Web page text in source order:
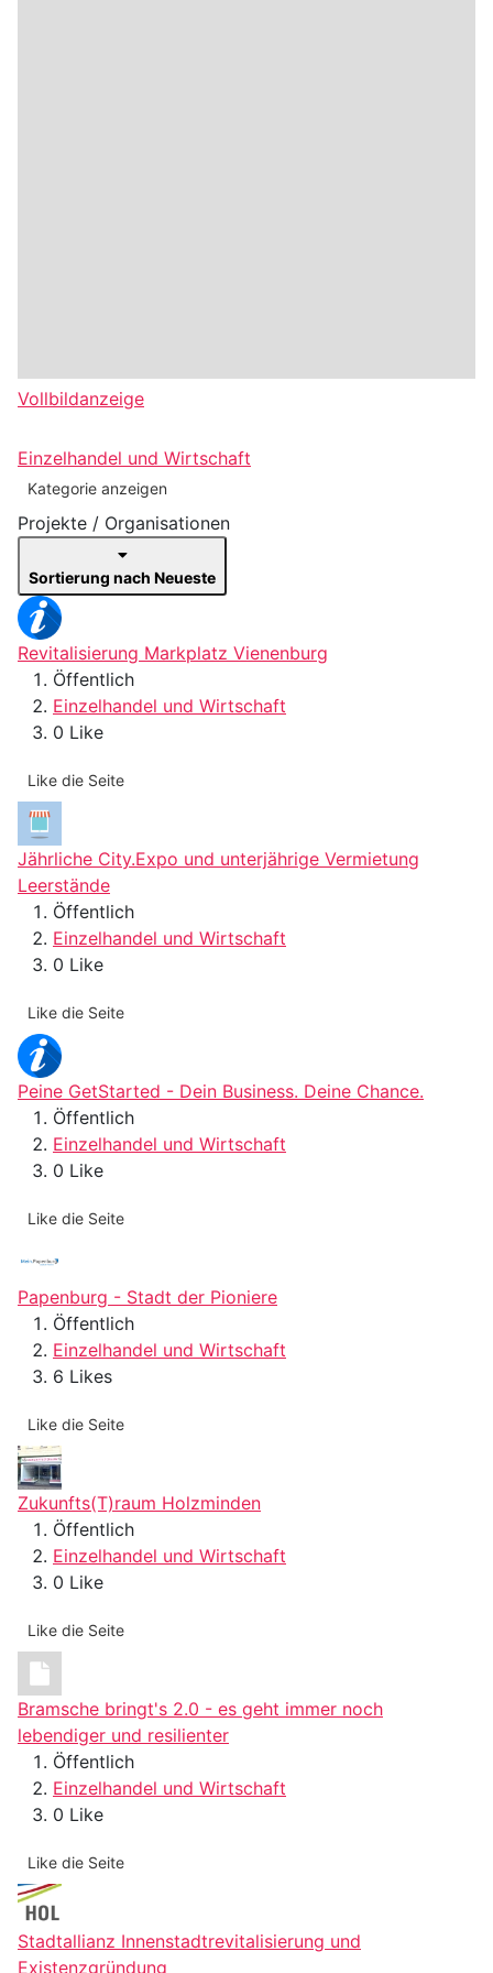
Vollbildanzeige
Einzelhandel und Wirtschaft
Kategorie anzeigen
Projekte / Organisationen
Sortierung nach Neueste
Revitalisierung Markplatz Vienenburg
Öffentlich
Einzelhandel und Wirtschaft
0 Like
Like die Seite
Jährliche City.Expo und unterjährige Vermietung
Leerstände
Öffentlich
Einzelhandel und Wirtschaft
0 Like
Like die Seite
Peine GetStarted - Dein Business. Deine Chance.
Öffentlich
Einzelhandel und Wirtschaft
0 Like
Like die Seite
Papenburg - Stadt der Pioniere
Öffentlich
Einzelhandel und Wirtschaft
6 Likes
Like die Seite
Zukunfts(T)raum Holzminden
Öffentlich
Einzelhandel und Wirtschaft
0 Like
Like die Seite
Bramsche bringt's 2.0 - es geht immer noch
lebendiger und resilienter
Öffentlich
Einzelhandel und Wirtschaft
0 Like
Like die Seite
Stadtallianz Innenstadtrevitalisierung und
Existenzgründung